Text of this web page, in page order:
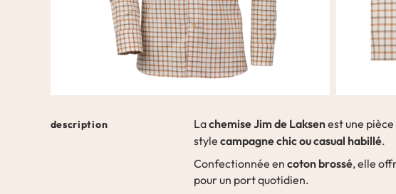
description Lachemise Jim de Laksenest une
stylecampagne chic ou casual habillé.
Confectionnée encoton brossé, elle
pour un port quotidien.